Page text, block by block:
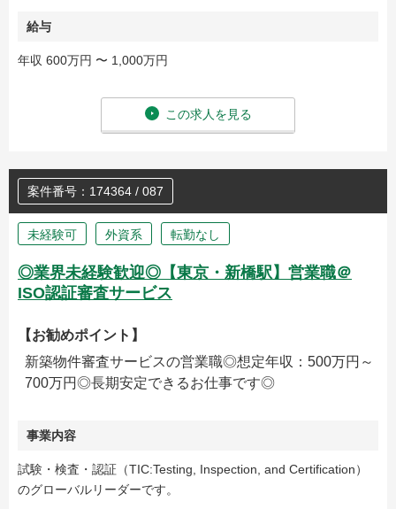
給与
年収 600万円 〜 1,000万円
この求人を見る
案件番号：174364 / 087
未経験可 外資系 転勤なし
◎業界未経験歓迎◎【東京・新橋駅】営業職＠
ISO認証審査サービス
【お勧めポイント】
新築物件審査サービスの営業職◎想定年収：500万円～
700万円◎長期安定できるお仕事です◎
事業内容
試験・検査・認証（TIC:Testing, Inspection, and Certification）
のグローバルリーダーです。